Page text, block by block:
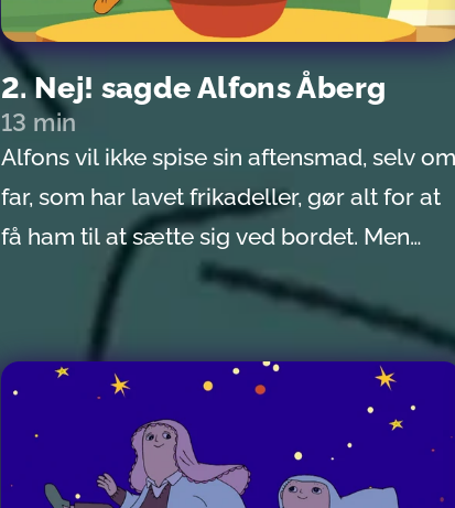
2. Nej! sagde Alfons Åberg
13 min
Alfons vil ikke spise sin aftensmad, selv om
far, som har lavet frikadeller, gør alt for at
få ham til at sætte sig ved bordet. Men
Alfons er stædig og nægter. Han vil kun
lege med katten Pusser. Og det bliver
faktisk katten, som til slut løser tvisten
mellem far og Alfons.